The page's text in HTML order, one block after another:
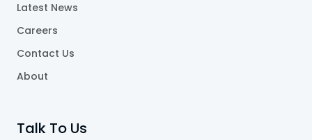
Latest News
Careers
Contact Us
About
Talk To Us